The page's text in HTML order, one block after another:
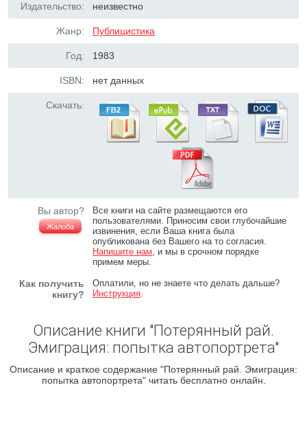
Издательство: неизвестно
Жанр: Публицистика
Год: 1983
ISBN: нет данных
Скачать:
Вы автор?
Жалоба
Все книги на сайте размещаются его
пользователями. Приносим свои глубочайшие
извинения, если Ваша книга была
опубликована без Вашего на то согласия.
Напишите нам, и мы в срочном порядке
примем меры.
Как получить
книгу?
Оплатили, но не знаете что делать дальше?
Инструкция.
Описание книги "Потерянный рай.
Эмиграция: попытка автопортрета"
Описание и краткое содержание "Потерянный рай. Эмиграция:
попытка автопортрета" читать бесплатно онлайн.